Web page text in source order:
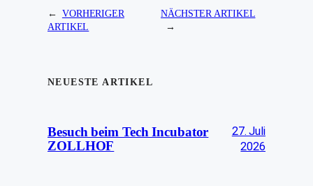
← VORHERIGER
ARTIKEL
NÄCHSTER ARTIKEL
→
NEUESTE ARTIKEL
Besuch beim Tech Incubator
ZOLLHOF
27. Juli
2026